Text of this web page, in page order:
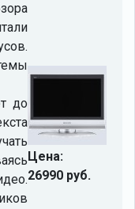
Цена:
26990 руб.
до